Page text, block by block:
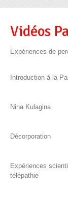
Vidéos
Expériences de
Introduction à la
Nina Kulagina
Décorporation
Expériences
télépathie